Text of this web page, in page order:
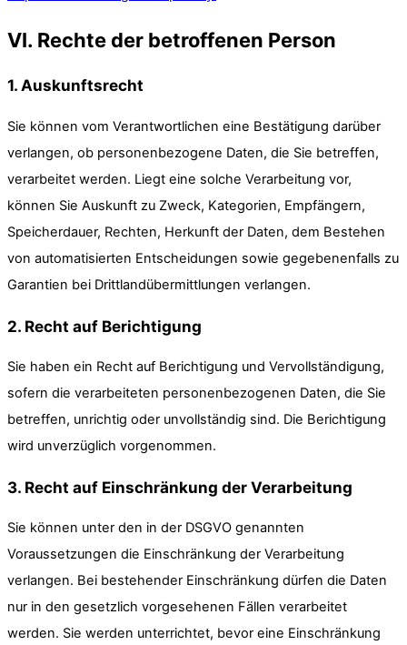
VI. Rechte der betroffenen Person
1. Auskunftsrecht
Sie können vom Verantwortlichen eine Bestätigung darüber
verlangen, ob personenbezogene Daten, die Sie betreffen,
verarbeitet werden. Liegt eine solche Verarbeitung vor,
können Sie Auskunft zu Zweck, Kategorien, Empfängern,
Speicherdauer, Rechten, Herkunft der Daten, dem Bestehen
von automatisierten Entscheidungen sowie gegebenenfalls zu
Garantien bei Drittlandübermittlungen verlangen.
2. Recht auf Berichtigung
Sie haben ein Recht auf Berichtigung und Vervollständigung,
sofern die verarbeiteten personenbezogenen Daten, die Sie
betreffen, unrichtig oder unvollständig sind. Die Berichtigung
wird unverzüglich vorgenommen.
3. Recht auf Einschränkung der Verarbeitung
Sie können unter den in der DSGVO genannten
Voraussetzungen die Einschränkung der Verarbeitung
verlangen. Bei bestehender Einschränkung dürfen die Daten
nur in den gesetzlich vorgesehenen Fällen verarbeitet
werden. Sie werden unterrichtet, bevor eine Einschränkung